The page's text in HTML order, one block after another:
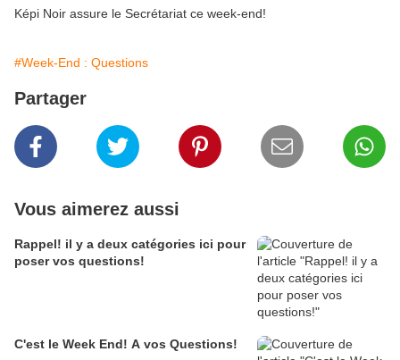
Képi Noir assure le Secrétariat ce week-end!
#Week-End : Questions
Partager
Vous aimerez aussi
Rappel! il y a deux catégories ici pour
poser vos questions!
C'est le Week End! A vos Questions!